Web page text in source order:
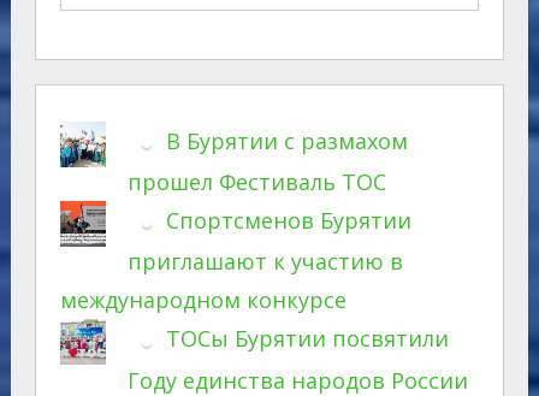
В Бурятии с размахом
прошел Фестиваль ТОС
Спортсменов Бурятии
приглашают к участию в
международном конкурсе
ТОСы Бурятии посвятили
Году единства народов России